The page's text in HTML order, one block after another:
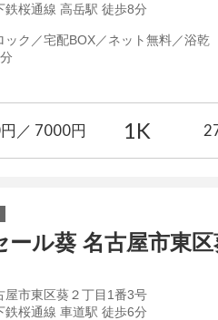
鉄桜通線 高岳駅 徒歩8分
ック／宅配BOX／ネット無料／浴
／ 7000円 1K
ール葵 名古屋市東区
屋市東区葵２丁目1番3号
鉄桜通線 車道駅 徒歩6分